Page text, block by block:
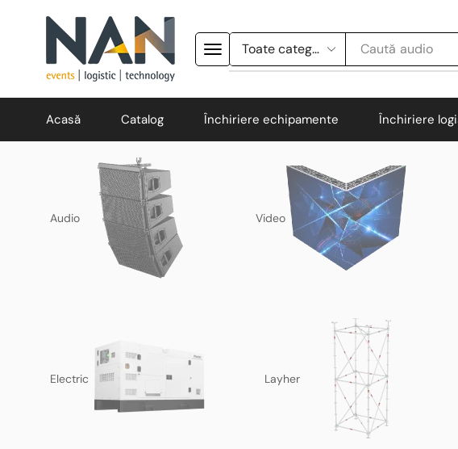
Caută audio
Acasă Catalog Închiriere echipamente Închiriere
Audio Video
Electric Layher